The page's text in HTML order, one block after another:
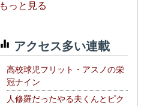
もっと見る
アクセス多い連載
高校球児フリット・アスノの栄
冠ナイン
人修羅だったやる夫くんとピク